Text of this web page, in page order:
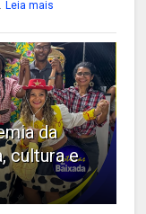
Leia mais
da
cultura e